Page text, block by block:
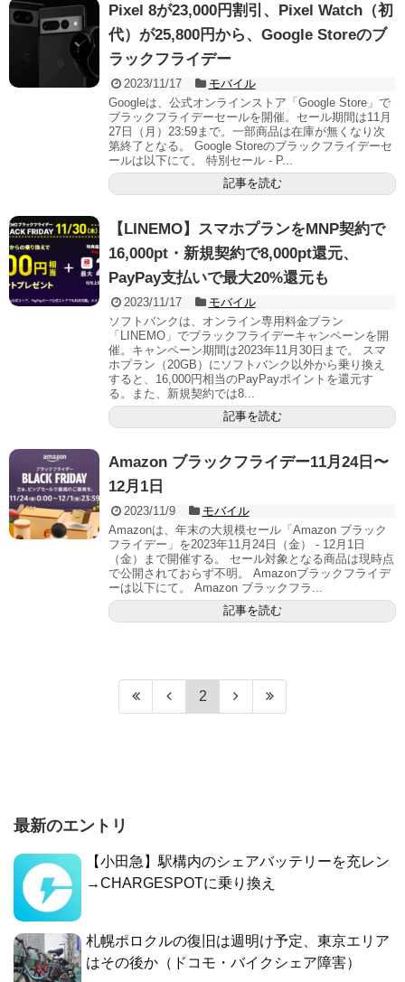
Pixel 8が23,000円割引、Pixel Watch（初
代）が25,800円から、Google Storeのブ
ラックフライデー
2023/11/17
モバイル
Googleは、公式オンラインストア「Google Store」で
ブラックフライデーセールを開催。セール期間は11月
27日（月）23:59まで。一部商品は在庫が無くなり次
第終了となる。 Google Storeのブラックフライデーセ
ールは以下にて。 特別セール - P...
記事を読む
【LINEMO】スマホプランをMNP契約で
16,000pt・新規契約で8,000pt還元、
PayPay支払いで最大20%還元も
2023/11/17
モバイル
ソフトバンクは、オンライン専用料金プラン
「LINEMO」でブラックフライデーキャンペーンを開
催。キャンペーン期間は2023年11月30日まで。 スマ
ホプラン（20GB）にソフトバンク以外から乗り換え
すると、16,000円相当のPayPayポイントを還元す
る。また、新規契約では8...
記事を読む
Amazon ブラックフライデー11月24日〜
12月1日
2023/11/9
モバイル
Amazonは、年末の大規模セール「Amazon ブラック
フライデー」を2023年11月24日（金） - 12月1日
（金）まで開催する。 セール対象となる商品は現時点
で公開されておらず不明。 Amazonブラックフライデ
ーは以下にて。 Amazon ブラックフラ...
記事を読む
2
最新のエントリ
【小田急】駅構内のシェアバッテリーを充レン
→CHARGESPOTに乗り換え
札幌ポロクルの復旧は週明け予定、東京エリア
はその後か（ドコモ・バイクシェア障害）